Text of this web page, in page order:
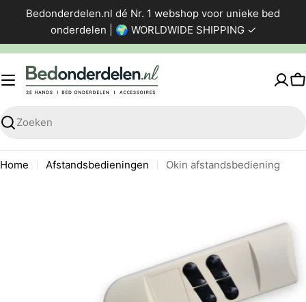
de
inhoud
Bedonderdelen.nl dé Nr. 1 webshop voor unieke bed
onderdelen | 🌍 WORLDWIDE SHIPPING ✓
Zoeken
Home Afstandsbedieningen
Okin afstandsbediening
0 zichtbaar in de afbeeldingen